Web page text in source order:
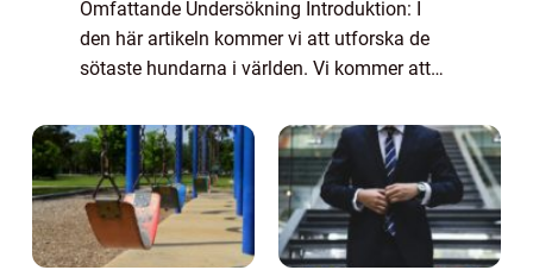
Omfattande Undersökning Introduktion: I
den här artikeln kommer vi att utforska de
sötaste hundarna i världen. Vi kommer att
hund söt och vilka typer av hundar...